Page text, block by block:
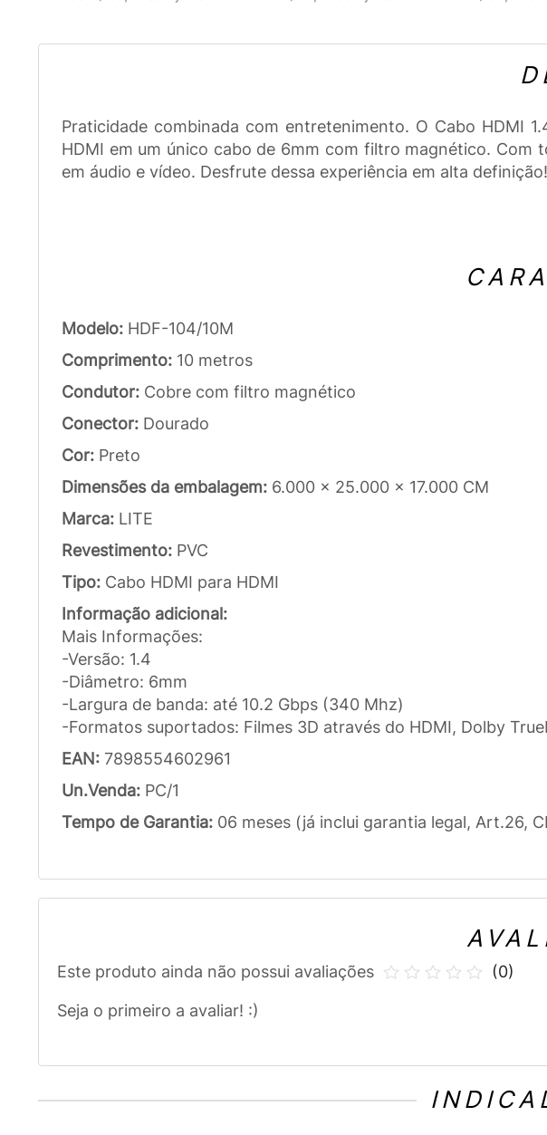
Praticidade combinada com entretenimento. O Cabo HDMI
HDMI em um único cabo de 6mm com filtro magnético. Com
em áudio e vídeo. Desfrute dessa experiência em alta definição!
Modelo: HDF-104/10M
Comprimento: 10 metros
Condutor: Cobre com filtro magnético
Conector: Dourado
Cor: Preto
Dimensões da embalagem: 6.000 x 25.000 x 17.000 CM
Marca: LITE
Revestimento: PVC
Tipo: Cabo HDMI para HDMI
Informação adicional:
Mais Informações:
-Versão: 1.4
-Diâmetro: 6mm
-Largura de banda: até 10.2 Gbps (340 Mhz)
-Formatos suportados: Filmes 3D através do HDMI, Dolby
EAN: 7898554602961
Un.Venda: PC/1
Tempo de Garantia: 06 meses (já inclui garantia legal, Art.26,
Este produto ainda não possui avaliações
Seja o primeiro a avaliar! :)
(0)